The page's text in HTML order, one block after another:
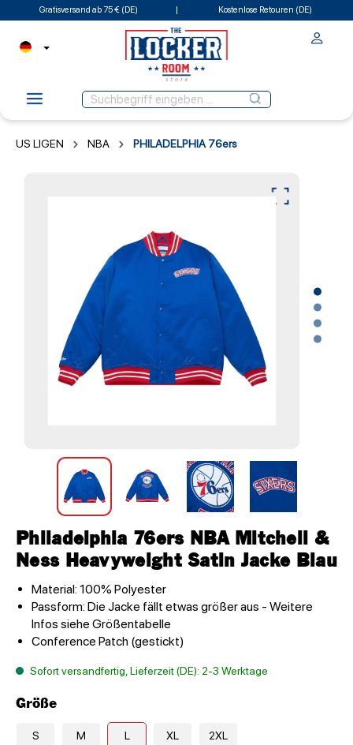
Gratisversand ab 75 € (DE) Kostenlose Retouren (DE)
US LIGEN NBA PHILADELPHIA 76ers
Philadelphia 76ers NBA Mitchell &
Ness Heavyweight Satin Jacke Blau
Material: 100% Polyester
Passform: Die Jacke fällt etwas größer aus - Weitere
Infos siehe Größentabelle
Conference Patch (gestickt)
Sofort versandfertig, Lieferzeit (DE): 2-3 Werktage
Größe
S M L XL 2XL